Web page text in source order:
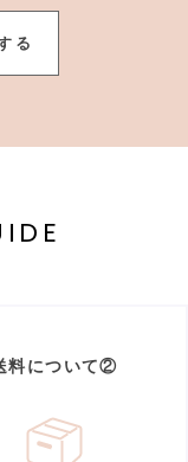
る
料について②